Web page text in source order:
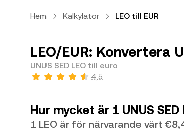
Hem Kalkylator LEO till EUR
LEO/EUR: Konvertera
UNUS SED LEO till euro
4,5
Hur mycket är 1 UNUS
1 LEO är för närvarande värt